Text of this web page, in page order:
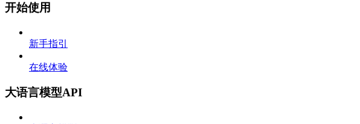
开始使用
新手指引
在线体验
大语言模型API